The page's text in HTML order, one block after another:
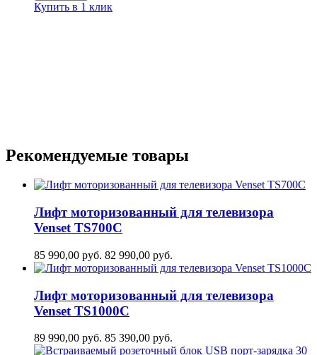
Купить в 1 клик
Рекомендуемые товары
Лифт моторизованный для телевизора
Venset TS700С
85 990,00 руб. 82 990,00 руб.
Лифт моторизованный для телевизора
Venset TS1000C
89 990,00 руб. 85 390,00 руб.